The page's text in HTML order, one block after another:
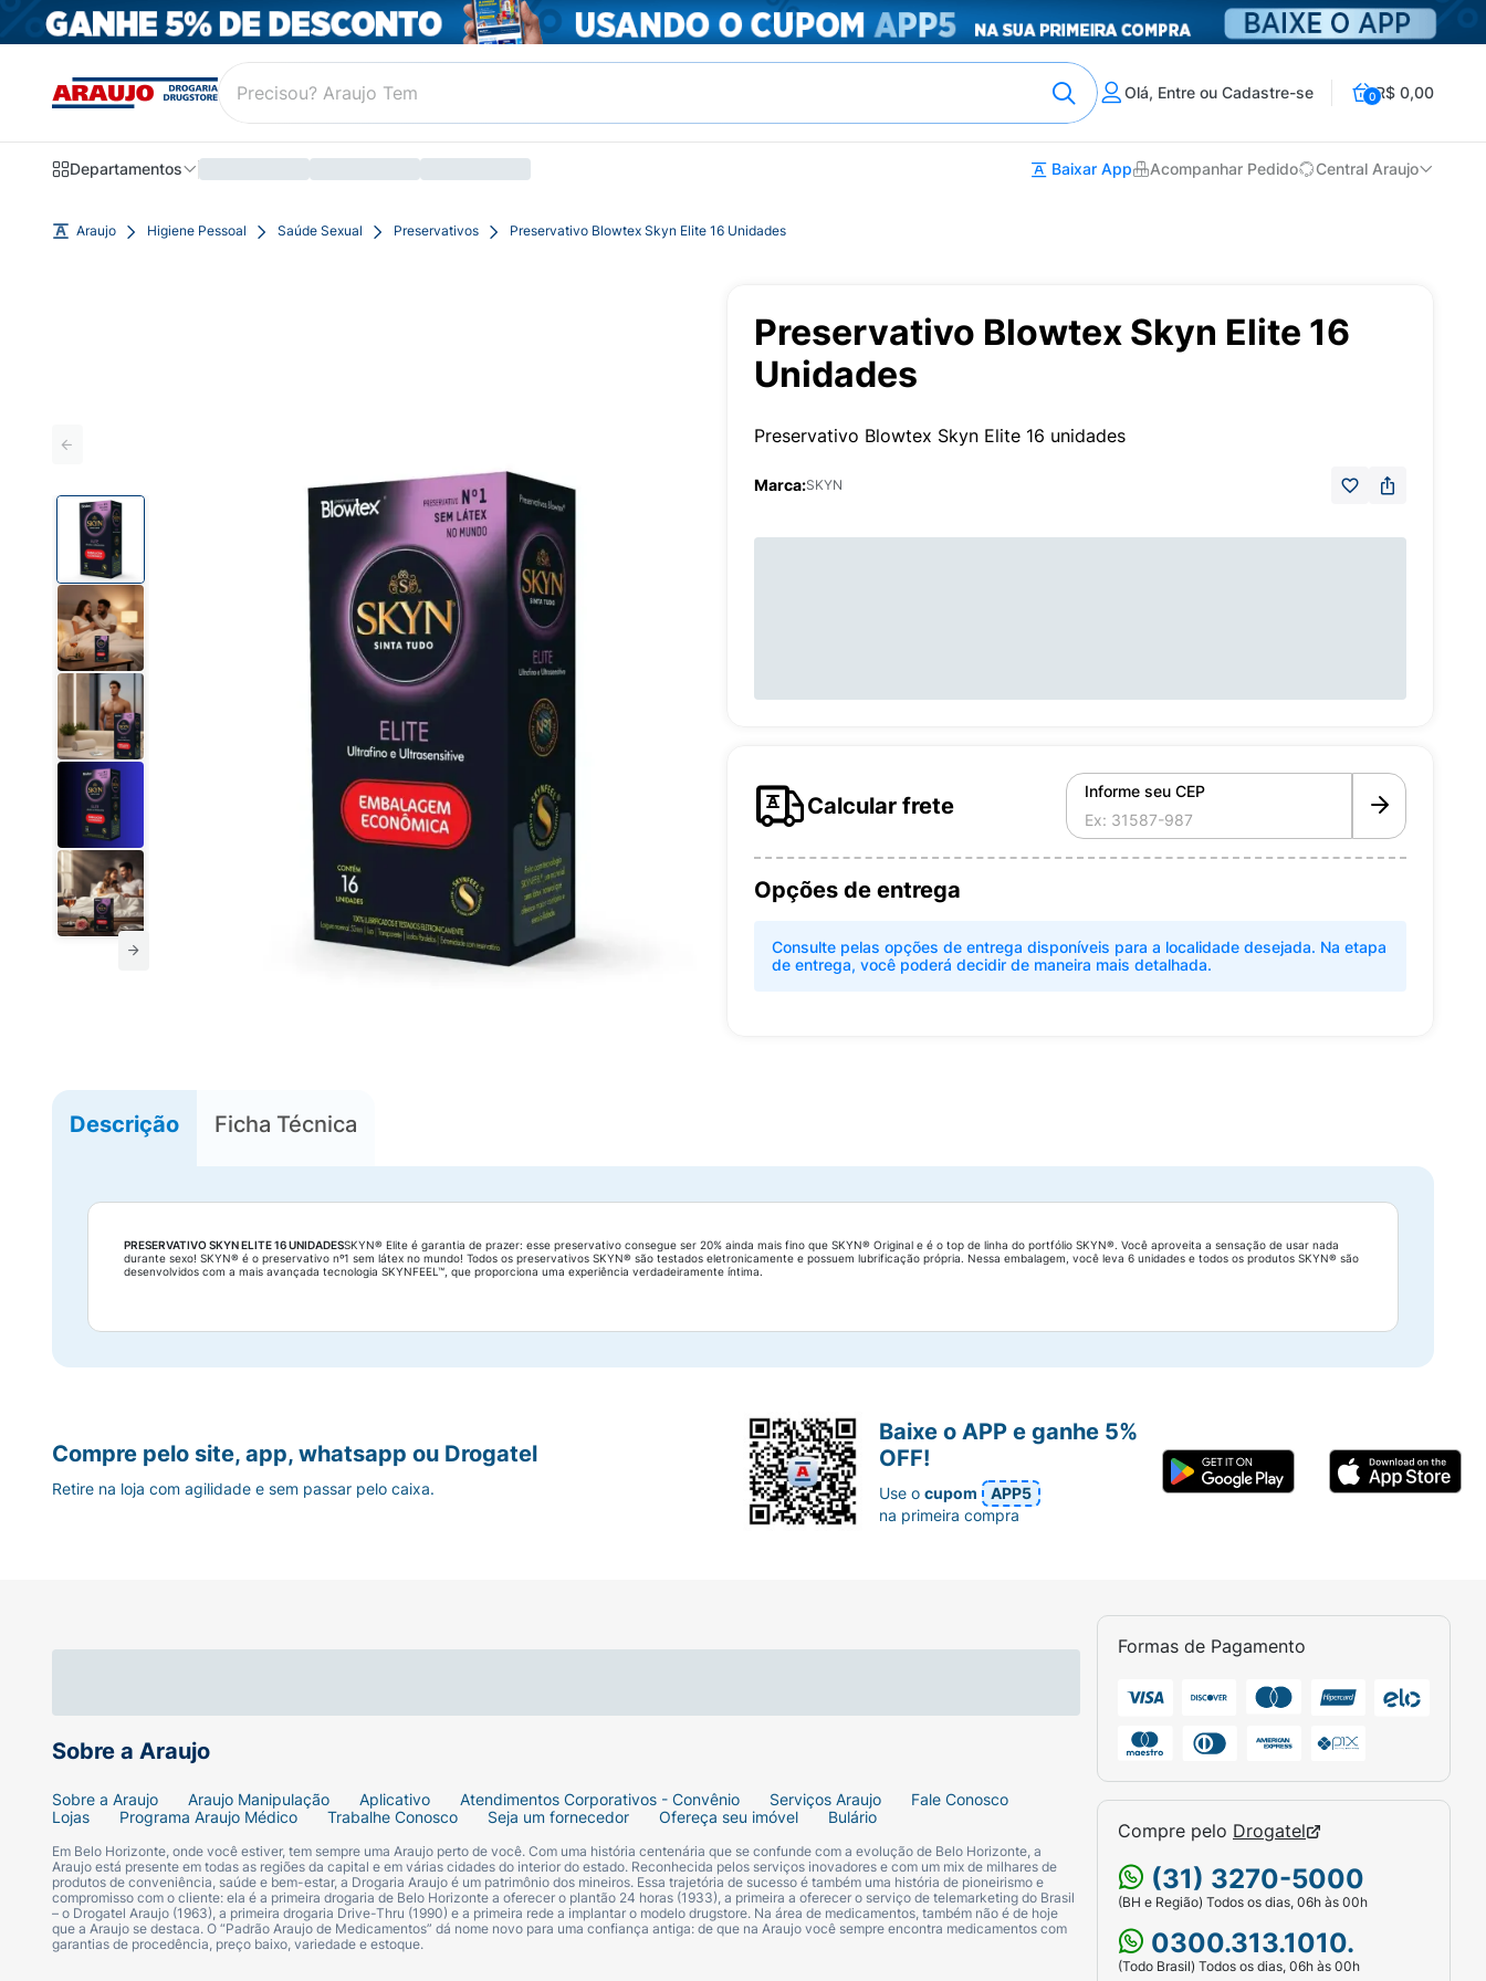
Olá, Entre ou Cadastre-se 0R$ 0,00
Departamentos Baixar App Acompanhar Pedido Central Araujo
Araujo Higiene Pessoal Saúde Sexual Preservativos Preservativo Blowtex Skyn Elite 16 Unidades
Preservativo Blowtex Skyn Elite 16
Unidades
Preservativo Blowtex Skyn Elite 16 unidades
Marca:SKYN
Calcular frete
Informe seu CEP
Opções de entrega
Consulte pelas opções de entrega disponíveis para a localidade desejada. Na etapa
de entrega, você poderá decidir de maneira mais detalhada.
Descrição Ficha Técnica
PRESERVATIVO SKYN ELITE 16 UNIDADESSKYN® Elite é garantia de prazer: esse preservativo consegue ser 20% ainda mais fino que SKYN® Original e é o top de linha do portfólio SKYN®. Você aproveita a sensação de usar nada
durante sexo! SKYN® é o preservativo nº1 sem látex no mundo! Todos os preservativos SKYN® são testados eletronicamente e possuem lubrificação própria. Nessa embalagem, você leva 6 unidades e todos os produtos SKYN® são
desenvolvidos com a mais avançada tecnologia SKYNFEEL™, que proporciona uma experiência verdadeiramente íntima.
Sobre a Araujo
Sobre a Araujo Araujo Manipulação Aplicativo Atendimentos Corporativos - Convênio Serviços Araujo
Fale Conosco
Lojas
Programa Araujo Médico Trabalhe Conosco Seja um fornecedor Ofereça seu imóvel Bulário
Em Belo Horizonte, onde você estiver, tem sempre uma Araujo perto de você. Com uma história centenária que se confunde com a evolução de Belo Horizonte, a
Araujo está presente em todas as regiões da capital e em várias cidades do interior do estado. Reconhecida pelos serviços inovadores e com um mix de milhares de
produtos de conveniência, saúde e bem-estar, a Drogaria Araujo é um patrimônio dos mineiros. Essa trajetória de sucesso é também uma história de pioneirismo e
compromisso com o cliente: ela é a primeira drogaria de Belo Horizonte a oferecer o plantão 24 horas (1933), a primeira a oferecer o serviço de telemarketing do Brasil
– o Drogatel Araujo (1963), a primeira drogaria Drive-Thru (1990) e a primeira rede a implantar o modelo drugstore. Na área de medicamentos, também não é de hoje
que a Araujo se destaca. O “Padrão Araujo de Medicamentos” dá nome novo para uma confiança antiga: de que na Araujo você sempre encontra medicamentos com
garantias de procedência, preço baixo, variedade e estoque.
Formas de Pagamento
Compre pelo Drogatel
(31) 3270-5000
(BH e Região) Todos os dias, 06h às 00h
0300.313.1010.
(Todo Brasil) Todos os dias, 06h às 00h
Compre pelo site, app, whatsapp ou Drogatel
Retire na loja com agilidade e sem passar pelo caixa.
Baixe o APP e ganhe 5%
OFF!
Use ocupom
APP5
na primeira compra